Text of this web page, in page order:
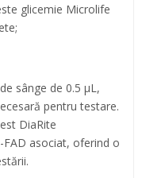
glicemie Microlife
sânge de 0.5 μL,
pentru testare.
DiaRite
asociat, oferind o